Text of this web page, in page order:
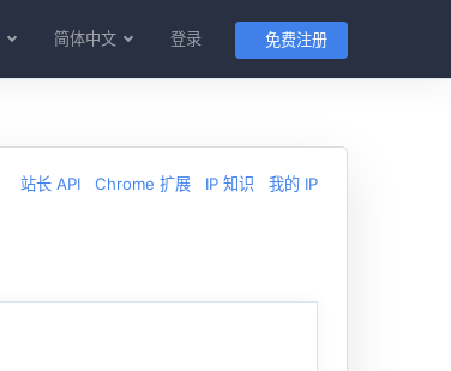
简体中文 登录 免费注册
站长 API Chrome 扩展 IP 知识 我的 IP